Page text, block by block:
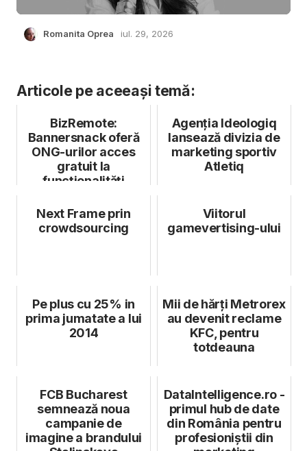
Romanita Oprea iul. 29, 2026
Articole pe aceeași temă:
BizRemote:
Bannersnack oferă
ONG-urilor acces
gratuit la
funcționalități
colaborare
Agenția Ideologiq
lansează divizia de
marketing sportiv
Atletiq
Next Frame prin
crowdsourcing
Viitorul
gamevertising-ului
Pe plus cu 25% in
prima jumatate a lui
2014
Mii de hărți Metrorex
au devenit reclame
KFC, pentru
totdeauna
FCB Bucharest
semnează noua
campanie de
imagine a brandului
DataIntelligence.ro -
primul hub de date
din România pentru
profesioniștii din